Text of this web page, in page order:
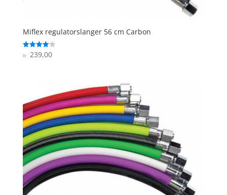
Miflex regulatorslanger 56 cm Carbon
Vurderet
4.1
kr.239,00